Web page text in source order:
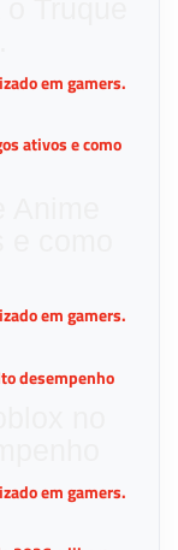
em gamers.
em gamers.
em gamers.